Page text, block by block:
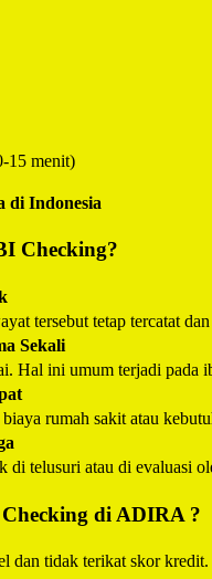
15 menit)
di Indonesia
Checking?
tersebut tetap tercatat
Sekali
ini umum terjadi pada
rumah sakit atau
di telusuri atau di evaluasi
di ADIRA ?
dan tidak terikat skor kredit.